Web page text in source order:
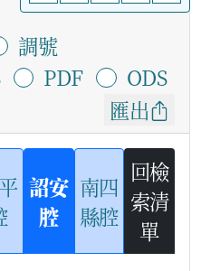
調號
PDF
ODS
匯出
詔安
腔
南四
縣腔
回檢
索清
單